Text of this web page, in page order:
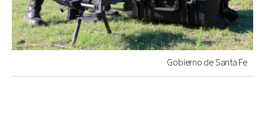
Gobierno de Santa Fe